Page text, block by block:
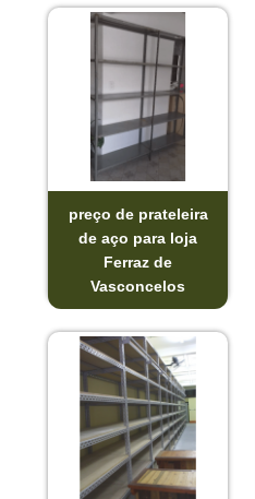
preço de prateleira
de aço para loja
Ferraz de
Vasconcelos